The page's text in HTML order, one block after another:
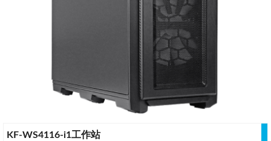
KF-WS4116-i1工作站